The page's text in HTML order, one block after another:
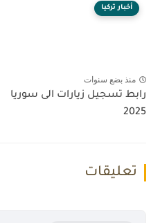
أخبار تركيا
منذ بضع سنوات
رابط تسجيل زيارات الى سوريا
2025
تعليقات